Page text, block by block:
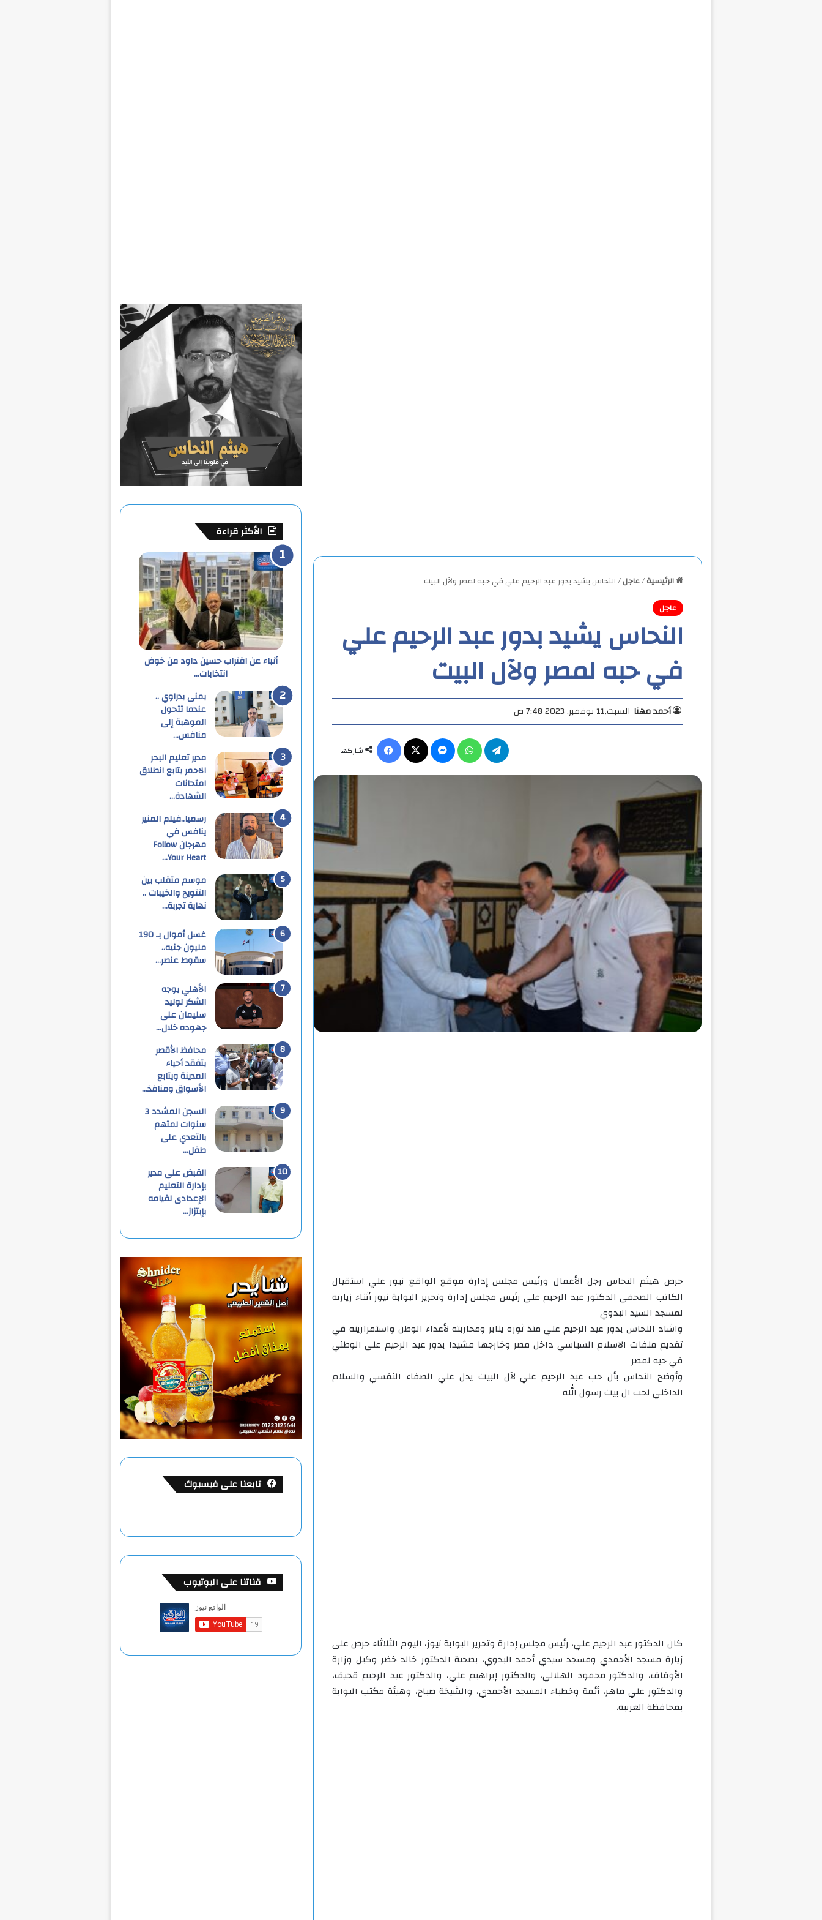
الرئيسية/عاجل/النحاس يشيد بدور عبد الرحيم علي في حبه لمصر ولآل البيت
عاجل
النحاس يشيد بدور عبد الرحيم علي
في حبه لمصر ولآل البيت
أحمد مهنا السبت,11 نوفمبر, 2023 7:48 ص
شاركها
ماسنجر واتساب تيلقرام
حرص هيثم النحاس رجل الأعمال ورئيس مجلس إدارة موقع الواقع نيوز علي استقبال
الكاتب الصحفي الدكتور عبد الرحيم علي رئيس مجلس إدارة وتحرير البوابة نيوز أثناء زيارته
لمسجد السيد البدوي
واشاد النحاس بدور عبد الرحيم علي منذ ثوره يناير ومحاربته لأعداء الوطن واستمراريته في
تقديم ملفات الاسلام السياسي داخل مصر وخارجها مشيدا بدور عبد الرحيم علي الوطني
في حبه لمصر
وأوضح النحاس بأن حب عبد الرحيم علي لآل البيت يدل علي الصفاء النفسي والسلام
الداخلي لحب ال بيت رسول الله
كان الدكتور عبد الرحيم علي، رئيس مجلس إدارة وتحرير البوابة نيوز، اليوم الثلاثاء حرص على
زيارة مسجد الأحمدي ومسجد سيدي أحمد البدوي، بصحبة الدكتور خالد خضر وكيل وزارة
الأوقاف، والدكتور محمود الهلالي، والدكتور إبراهيم علي، والدكتور عبد الرحيم قحيف،
والدكتور علي ماهر، أئمة وخطباء المسجد الأحمدي، والشيخة صباح، وهيئة مكتب البوابة
بمحافظة الغربية.
الأكثر قراءة
أنباء عن اقتراب حسين داود من خوض
انتخابات…
يمنى بدراوي ..
عندما تتحول
الموهبة إلى
منافس…
مدير تعليم البحر
الاحمر يتابع انطلاق
امتحانات
الشهادة…
رسميا..فيلم المنير
ينافس في
مهرجان Follow
Your Heart…
موسم متقلب بين
التتويج والخيبات ..
نهاية تجربة…
غسل أموال بـ 190
مليون جنيه..
سقوط عنصر…
الأهلي يوجه
الشكر لوليد
سليمان على
جهوده خلال…
محافظ الأقصر
يتفقد أحياء
المدينة ويتابع
الأسواق ومنافذ…
السجن المشدد 3
سنوات لمتهم
بالتعدي على
طفل…
القبض على مدير
بإدارة التعليم
الإعدادى لقيامه
بإبتزاز…
تابعنا على فيسبوك
قناتنا على اليوتيوب